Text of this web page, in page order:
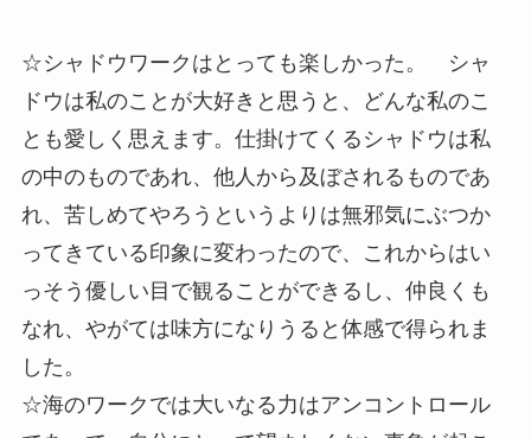
☆シャドウワークはとっても楽しかった。 シャ
ドウは私のことが大好きと思うと、どんな私のこ
とも愛しく思えます。仕掛けてくるシャドウは私
の中のものであれ、他人から及ぼされるものであ
れ、苦しめてやろうというよりは無邪気にぶつか
ってきている印象に変わったので、これからはい
っそう優しい目で観ることができるし、仲良くも
なれ、やがては味方になりうると体感で得られま
した。
☆海のワークでは大いなる力はアンコントロール